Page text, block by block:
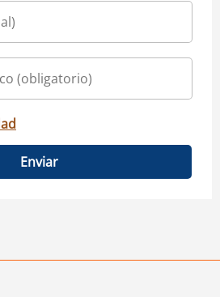
Enviar